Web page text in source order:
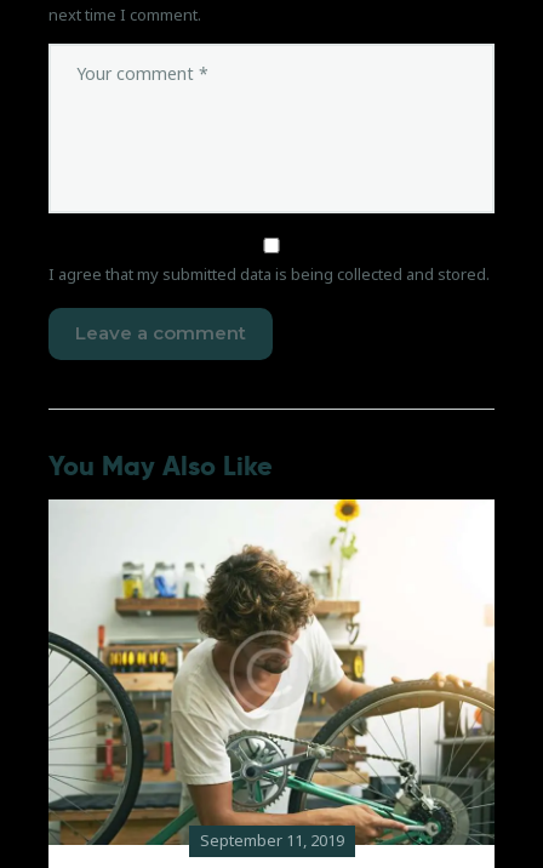
next time I comment.
I agree that my submitted data is being collected and stored.
You May Also Like
September 11, 2019